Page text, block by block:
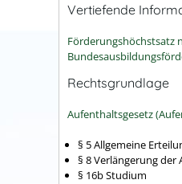
Vertiefende
Förderungshöchstsatz
Rechtsgrundlage
Aufenthaltsgesetz
§ 5Allgemeine
§ 8 Verlängerung
§ 16b Studium